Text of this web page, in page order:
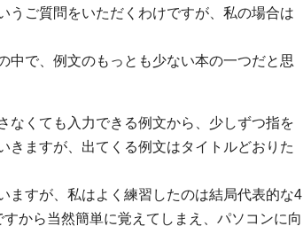
うご質問をいただくわけですが、私の場合は
中で、例文のもっとも少ない本の一つだと思
なくても入力できる例文から、少しずつ指を
きますが、出てくる例文はタイトルどおりた
ますが、私はよく練習したのは結局代表的な4
から当然簡単に覚えてしまえ、パソコンに向